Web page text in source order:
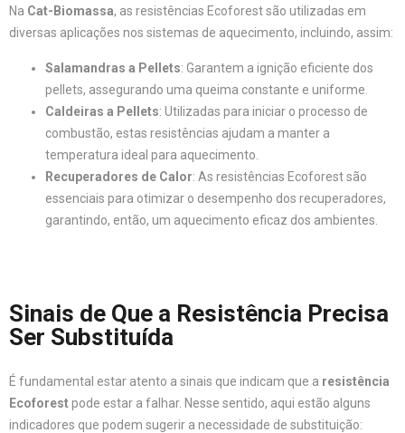
Na Cat-Biomassa, as resistências Ecoforest são utilizadas em
diversas aplicações nos sistemas de aquecimento, incluindo, assim:
Salamandras a Pellets: Garantem a ignição eficiente dos
pellets, assegurando uma queima constante e uniforme.
Caldeiras a Pellets: Utilizadas para iniciar o processo de
combustão, estas resistências ajudam a manter a
temperatura ideal para aquecimento.
Recuperadores de Calor: As resistências Ecoforest são
essenciais para otimizar o desempenho dos recuperadores,
garantindo, então, um aquecimento eficaz dos ambientes.
Sinais de Que a Resistência Precisa
Ser Substituída
É fundamental estar atento a sinais que indicam que a resistência
Ecoforestpode estar a falhar. Nesse sentido, aqui estão alguns
indicadores que podem sugerir a necessidade de substituição: